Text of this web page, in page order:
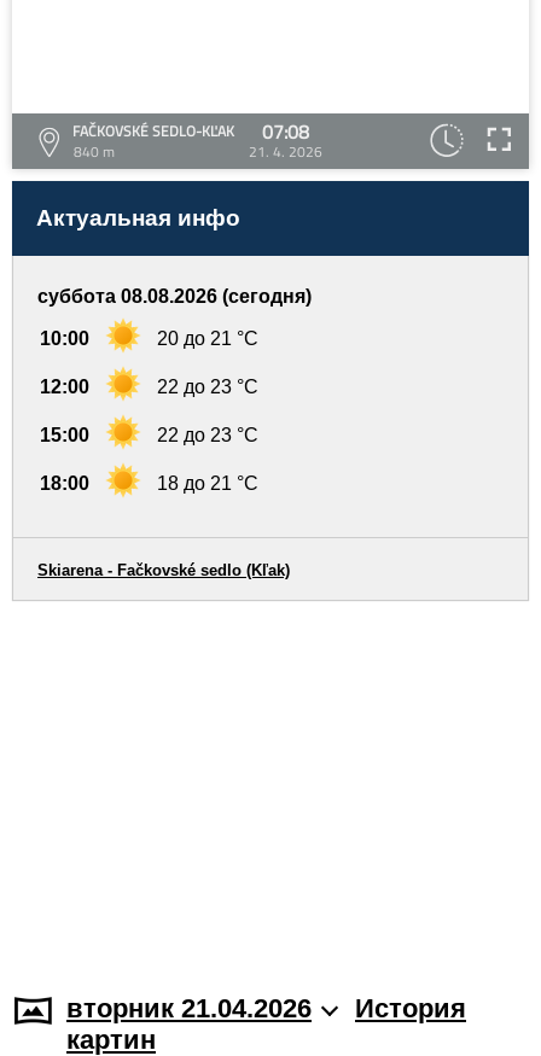
FAČKOVSKÉ SEDLO-KĽAK
840 m
07:08
21. 4. 2026
Актуальная инфо
суббота 08.08.2026 (сегодня)
10:00 20 до 21 °C
12:00 22 до 23 °C
15:00 22 до 23 °C
18:00 18 до 21 °C
Skiarena - Fačkovské sedlo (Kľak)
вторник 21.04.2026
История
картин